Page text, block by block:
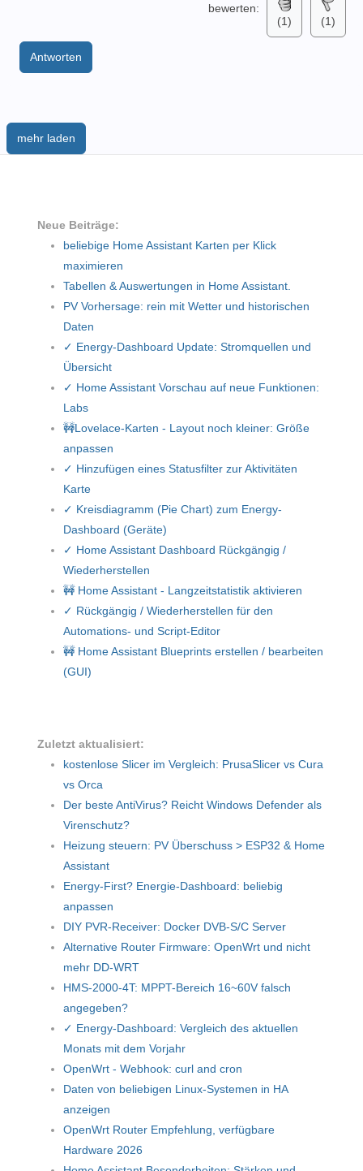
bewerten:
(1)
(1)
Antworten
mehr laden
Neue Beiträge:
beliebige Home Assistant Karten per Klick
maximieren
Tabellen & Auswertungen in Home Assistant.
PV Vorhersage: rein mit Wetter und historischen
Daten
✓ Energy-Dashboard Update: Stromquellen und
Übersicht
✓ Home Assistant Vorschau auf neue Funktionen:
Labs
🚧Lovelace-Karten - Layout noch kleiner: Größe
anpassen
✓ Hinzufügen eines Statusfilter zur Aktivitäten
Karte
✓ Kreisdiagramm (Pie Chart) zum Energy-
Dashboard (Geräte)
✓ Home Assistant Dashboard Rückgängig /
Wiederherstellen
🚧 Home Assistant - Langzeitstatistik aktivieren
✓ Rückgängig / Wiederherstellen für den
Automations- und Script-Editor
🚧 Home Assistant Blueprints erstellen / bearbeiten
(GUI)
Zuletzt aktualisiert:
kostenlose Slicer im Vergleich: PrusaSlicer vs Cura
vs Orca
Der beste AntiVirus? Reicht Windows Defender als
Virenschutz?
Heizung steuern: PV Überschuss > ESP32 & Home
Assistant
Energy-First? Energie-Dashboard: beliebig
anpassen
DIY PVR-Receiver: Docker DVB-S/C Server
Alternative Router Firmware: OpenWrt und nicht
mehr DD-WRT
HMS-2000-4T: MPPT-Bereich 16~60V falsch
angegeben?
✓ Energy-Dashboard: Vergleich des aktuellen
Monats mit dem Vorjahr
OpenWrt - Webhook: curl and cron
Daten von beliebigen Linux-Systemen in HA
anzeigen
OpenWrt Router Empfehlung, verfügbare
Hardware 2026